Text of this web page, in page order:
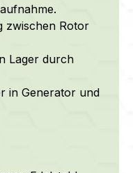
zwischen Rotor
Lager durch
in Generator und